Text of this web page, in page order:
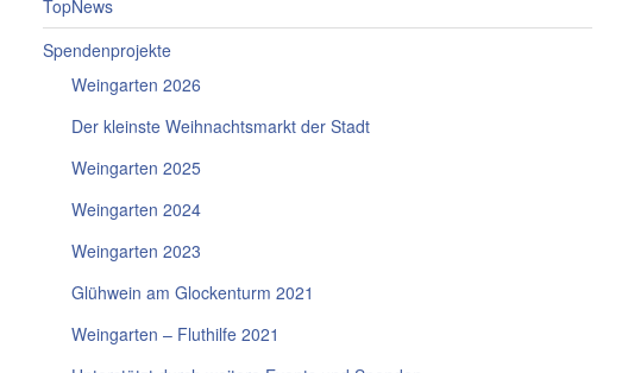
TopNews
Spendenprojekte
Weingarten 2026
Der kleinste Weihnachtsmarkt der Stadt
Weingarten 2025
Weingarten 2024
Weingarten 2023
Glühwein am Glockenturm 2021
Weingarten – Fluthilfe 2021